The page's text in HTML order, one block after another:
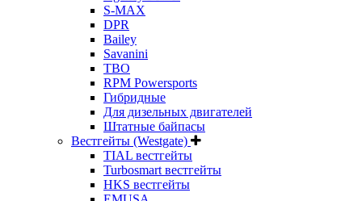
S-MAX
DPR
Bailey
Savanini
TBO
RPM Powersports
Гибридные
Для дизельных двигателей
Штатные байпасы
Вестгейты (Westgate)
TIAL вестгейты
Turbosmart вестгейты
HKS вестгейты